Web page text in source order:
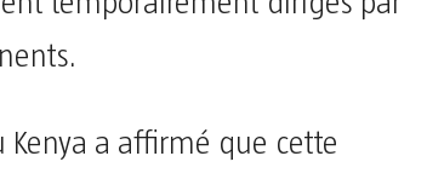
Kenya a affirmé que cette